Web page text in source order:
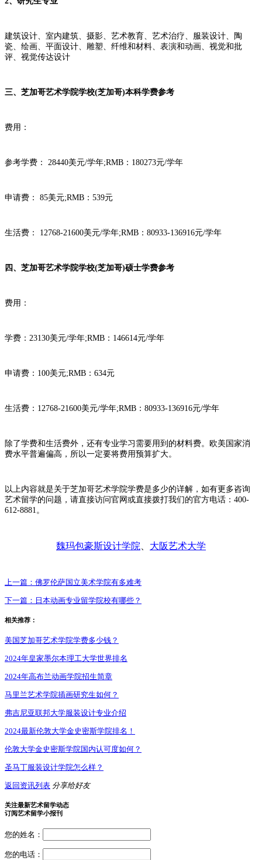
建筑设计、室内建筑、摄影、艺术教育、艺术治疗、服装设计、陶
瓷、绘画、平面设计、雕塑、纤维和材料、表演和动画、视觉和批
评、视觉传达设计
三、芝加哥艺术学院学校(芝加哥)本科学费参考
费用：
参考学费： 28440美元/学年;RMB：180273元/学年
申请费： 85美元;RMB：539元
生活费： 12768-21600美元/学年;RMB：80933-136916元/学年
四、芝加哥艺术学院学校(芝加哥)硕士学费参考
费用：
学费：23130美元/学年;RMB：146614元/学年
申请费：100美元;RMB：634元
生活费：12768-21600美元/学年;RMB：80933-136916元/学年
除了学费和生活费外，还有专业学习需要用到的材料费。欧美国家消
费水平普遍偏高，所以一定要将费用预算扩大。
以上内容就是关于芝加哥艺术学院学费是多少的详解，如有更多咨询
艺术留学的问题，请直接访问官网或直接拨打我们的官方电话：400-
612-8881。
魏玛包豪斯设计学院 大阪艺术大学
上一篇： 佛罗伦萨国立美术学院有多难考
下一篇： 日本动画专业留学院校有哪些？
相关推荐：
美国芝加哥艺术学院学费多少钱？
2024年皇家墨尔本理工大学世界排名
2024年高布兰动画学院招生简章
马里兰艺术学院插画研究生如何？
弗吉尼亚联邦大学服装设计专业介绍
2024最新伦敦大学金史密斯学院排名！
伦敦大学金史密斯学院国内认可度如何？
圣马丁服装设计学院怎么样？
返回资讯列表 分享给好友
关注最新艺术留学动态
订阅艺术留学小报刊
您的姓名：
您的电话：